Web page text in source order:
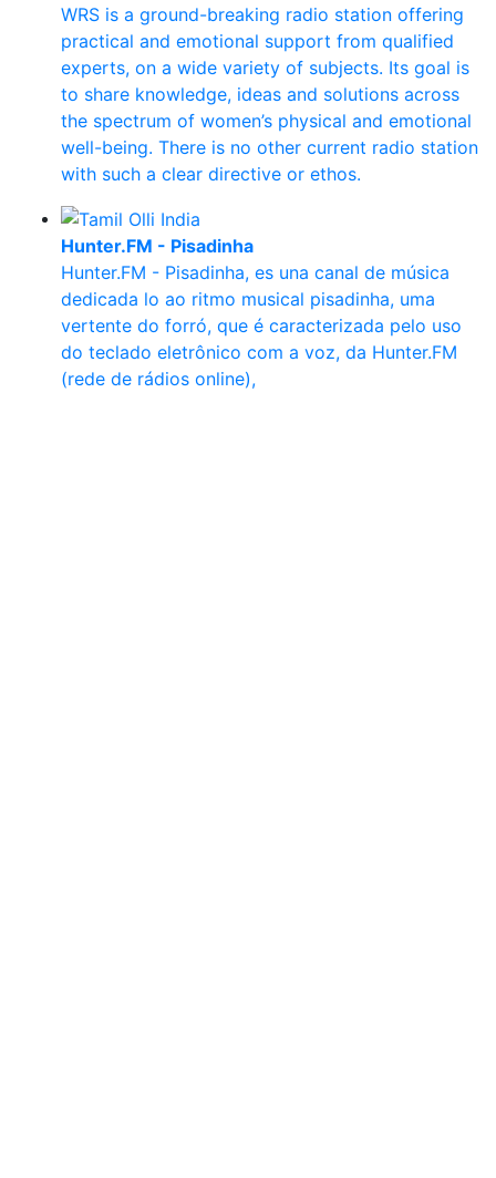
WRS is a ground-breaking radio station offering
practical and emotional support from qualified
experts, on a wide variety of subjects. Its goal is
to share knowledge, ideas and solutions across
the spectrum of women’s physical and emotional
well-being. There is no other current radio station
with such a clear directive or ethos.
Hunter.FM - Pisadinha
Hunter.FM - Pisadinha, es una canal de música
dedicada lo ao ritmo musical pisadinha, uma
vertente do forró, que é caracterizada pelo uso
do teclado eletrônico com a voz, da Hunter.FM
(rede de rádios online),